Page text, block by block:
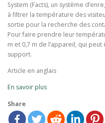
System (Facts), un système
à filtrer la température des
sortie pour la recherche des
Pour faire prendre leur
m et 0,7 m de l’appareil, qui
support.
Article en anglais
En savoir plus
Share